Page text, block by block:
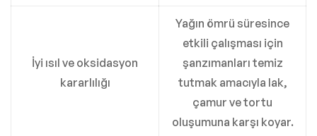
İyi ısıl ve oksidasyon
kararlılığı
Yağın ömrü süresince
etkili çalışması için
şanzımanları temiz
tutmak amacıyla lak,
çamur ve tortu
oluşumuna karşı koyar.